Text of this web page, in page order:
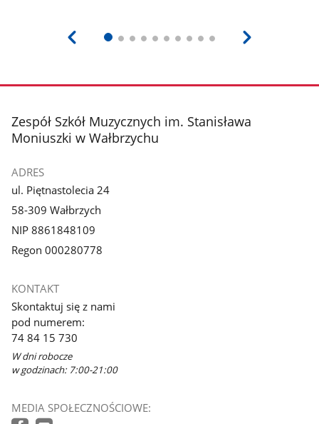
stopka
Zespół Szkół Muzycznych im. Stanisława
Moniuszki w Wałbrzychu
ADRES
ul. Piętnastolecia 24
58-309 Wałbrzych
NIP 8861848109
Regon 000280778
KONTAKT
Skontaktuj się z nami
pod numerem:
74 84 15 730
W dni robocze
w godzinach: 7:00-21:00
MEDIA SPOŁECZNOŚCIOWE: